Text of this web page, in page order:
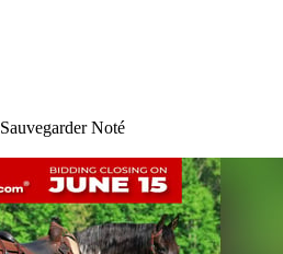
Sauvegarder Noté